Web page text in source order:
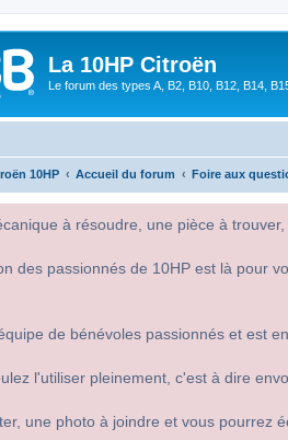
La 10HP Citroën
Le forum des types A, B2, B10, B12, B14,
10HP Accueil du forum Foire aux
à résoudre, une pièce à trouver,
des passionnés de 10HP est là pour
de bénévoles passionnés et est
l'utiliser pleinement, c'est à dire
une photo à joindre et vous pourrez